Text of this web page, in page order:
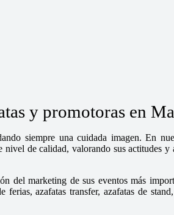
y promotoras en
siempre una cuidada imagen. En
de calidad, valorando sus actitudes y
del marketing de sus eventos más
azafatas transfer, azafatas de